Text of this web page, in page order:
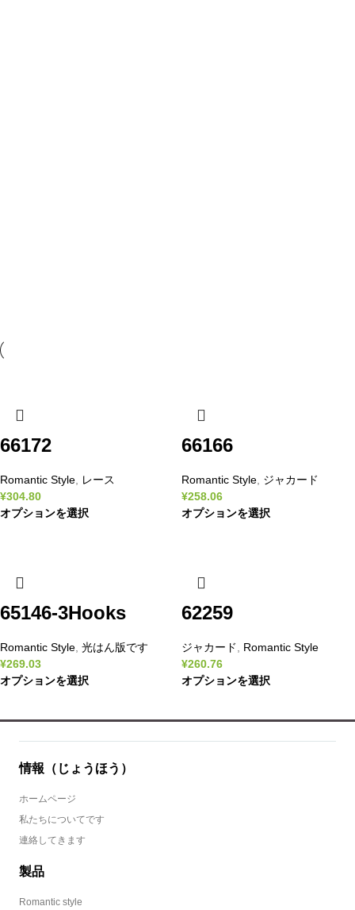
66172
Romantic Style
レース
¥304.80
オプションを選択
66166
Romantic Style ジャカード
¥258.06
オプションを選択
65146-3Hooks
Romantic Style 光はん版です
¥269.03
オプションを選択
62259
ジャカード
Romantic Style
¥260.76
オプションを選択
情報（じょうほう）
ホームページ
私たちについてです
連絡してきます
製品
Romantic style